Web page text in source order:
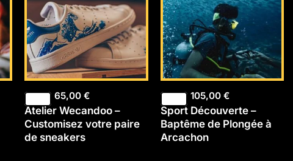
65,00€
Atelier Wecandoo –
Customisez votre paire
de sneakers
105,00 €
Sport Découverte –
Baptême de Plongée à
Arcachon